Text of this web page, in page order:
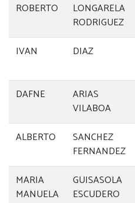
ROBERTO
LONGARELA
RODRIGUEZ
IVAN
DIAZ
DAFNE
ARIAS
VILABOA
ALBERTO
SANCHEZ
FERNANDEZ
MARIA
MANUELA
GUISASOLA
ESCUDERO